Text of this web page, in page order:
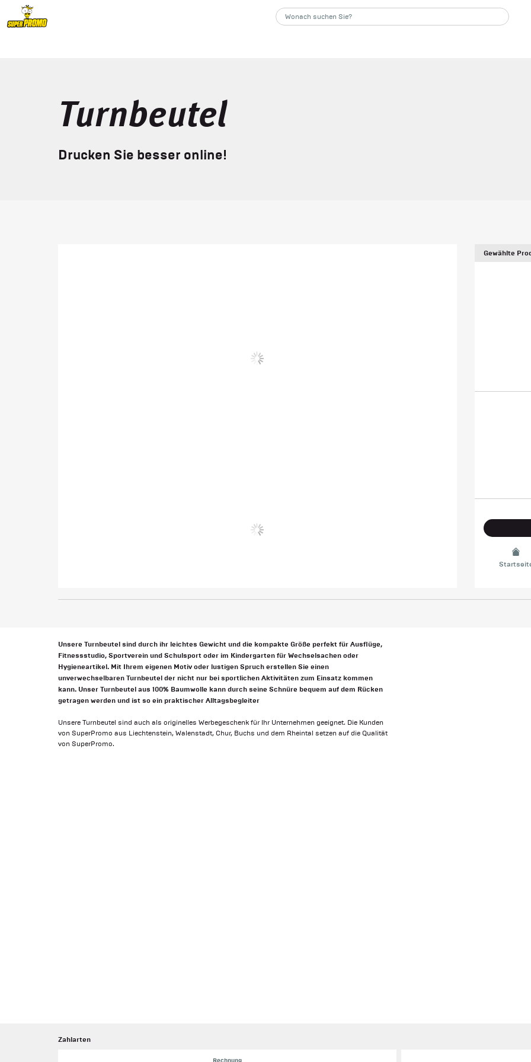
Turnbeutel
Drucken Sie besser online!
Gewählte
Unsere Turnbeutel sind durch ihr leichtes Gewicht und die kompakte Größe perfekt für Ausflüge,
Fitnessstudio, Sportverein und Schulsport oder im Kindergarten für Wechselsachen oder
Hygieneartikel. Mit Ihrem eigenen Motiv oder lustigen Spruch erstellen Sie einen
unverwechselbaren Turnbeutel der nicht nur bei sportlichen Aktivitäten zum Einsatz kommen
kann. Unser Turnbeutel aus 100% Baumwolle kann durch seine Schnüre bequem auf dem Rücken
getragen werden und ist so ein praktischer Alltagsbegleiter
Unsere Turnbeutel sind auch als originelles Werbegeschenk für Ihr Unternehmen geeignet. Die Kunden
von SuperPromo aus Liechtenstein, Walenstadt, Chur, Buchs und dem Rheintal setzen auf die Qualität
von SuperPromo.
Zahlarten
Rechnung